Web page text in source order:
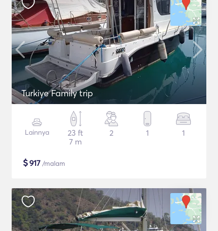
Turkiye Family trip
Lainnya
23 ft
7 m
2 1 1
$917 /malam